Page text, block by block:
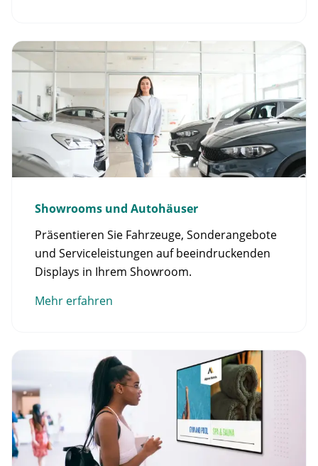
Showrooms und Autohäuser
Präsentieren Sie Fahrzeuge, Sonderangebote
und Serviceleistungen auf beeindruckenden
Displays in Ihrem Showroom.
Mehr erfahren